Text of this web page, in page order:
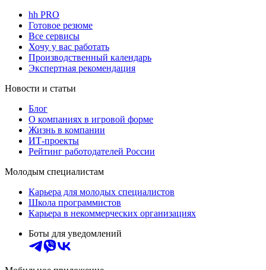
hh PRO
Готовое резюме
Все сервисы
Хочу у вас работать
Производственный календарь
Экспертная рекомендация
Новости и статьи
Блог
О компаниях в игровой форме
Жизнь в компании
ИТ-проекты
Рейтинг работодателей России
Молодым специалистам
Карьера для молодых специалистов
Школа программистов
Карьера в некоммерческих организациях
Боты для уведомлений